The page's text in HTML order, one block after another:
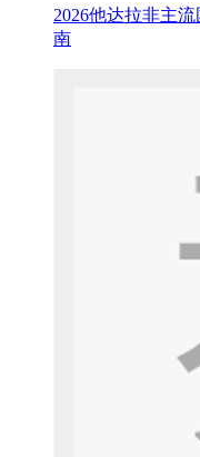
2026他达拉非主
南